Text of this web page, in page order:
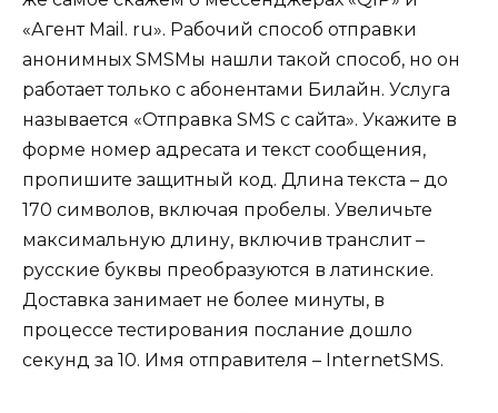
«Агент Mail. ru». Рабочий способ отправки
анонимных SMSМы нашли такой способ, но он
работает только с абонентами Билайн. Услуга
называется «Отправка SMS с сайта». Укажите в
форме номер адресата и текст сообщения,
пропишите защитный код. Длина текста – до
170 символов, включая пробелы. Увеличьте
максимальную длину, включив транслит –
русские буквы преобразуются в латинские.
Доставка занимает не более минуты, в
процессе тестирования послание дошло
секунд за 10. Имя отправителя – InternetSMS.